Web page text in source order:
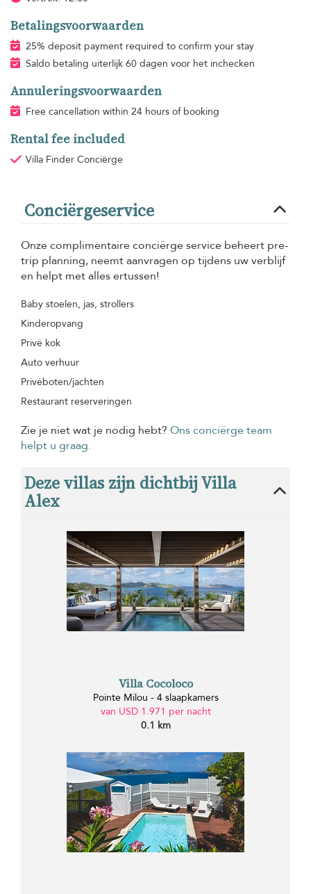
Betalingsvoorwaarden
25% deposit payment required to confirm your stay
Saldo betaling uiterlijk 60 dagen voor het inchecken
Annuleringsvoorwaarden
Free cancellation within 24 hours of booking
Rental fee included
Villa Finder Conciërge
Conciërgeservice
Onze complimentaire conciërge service beheert pre-
trip planning, neemt aanvragen op tijdens uw verblijf
en helpt met alles ertussen!
Baby stoelen, jas, strollers
Kinderopvang
Privé kok
Auto verhuur
Privéboten/jachten
Restaurant reserveringen
Zie je niet wat je nodig hebt? Ons conciërge team
helpt u graag.
Deze villas zijn dichtbij Villa
Alex
Villa Cocoloco
Pointe Milou - 4 slaapkamers
van USD 1.971 per nacht
0.1 km